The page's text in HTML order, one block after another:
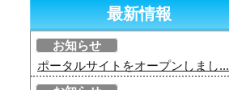
最新情報
お知らせ
ポータルサイトをオープンしまし...